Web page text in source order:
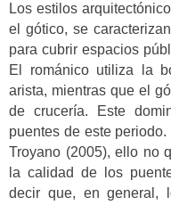
Los estilos
el gótico, se
para cubrir espacios
El románico utiliza la
arista, mientras que el
de crucería. Este
puentes de este
Troyano (2005), ello no
la calidad de los
decir que, en general,